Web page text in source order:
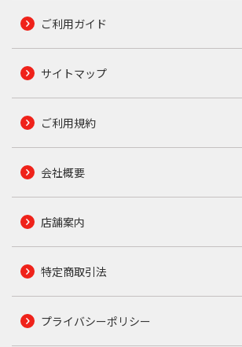
ご利用ガイド
サイトマップ
ご利用規約
会社概要
店舗案内
特定商取引法
プライバシーポリシー